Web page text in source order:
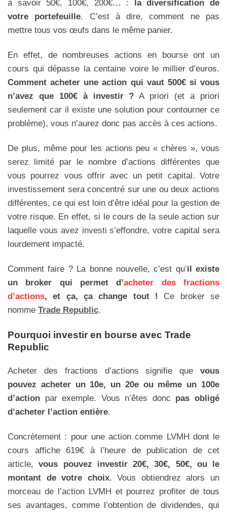
à savoir 50€, 100€, 200€… :
la diversification de
votre portefeuille. C’est à dire, comment ne pas
mettre tous vos œufs dans le même panier.
En effet, de nombreuses actions en bourse ont un
cours qui dépasse la centaine voire le millier d’euros.
Comment acheter une action qui vaut 500€ si vous
n’avez que 100€ à investir ? A priori (et a priori
seulement car il existe une solution pour contourner ce
problème), vous n’aurez donc pas accès à ces actions.
De plus, même pour les actions peu « chères », vous
serez limité par le nombre d’actions différentes que
vous pourrez vous offrir avec un petit capital. Votre
investissement sera concentré sur une ou deux actions
différentes, ce qui est loin d’être idéal pour la gestion de
votre risque. En effet, si le cours de la seule action sur
laquelle vous avez investi s’effondre, votre capital sera
lourdement impacté.
Comment faire ? La bonne nouvelle, c’est qu’il existe
un broker qui permet d’acheter des fractions
d’actions, et ça, ça change tout ! Ce broker se
nomme Trade Republic.
Pourquoi investir en bourse avec Trade
Republic
Acheter des fractions d’actions signifie que vous
pouvez acheter un 10e, un 20e ou même un 100e
d’action par exemple. Vous n’êtes donc pas obligé
d’acheter l’action entière.
Concrètement : pour une action comme LVMH dont le
cours affiche 619€ à l’heure de publication de cet
article,vous pouvez investir 20€, 30€, 50€, ou le
montant de votre choix. Vous obtiendrez alors un
morceau de l’action LVMH et pourrez profiter de tous
ses avantages, comme l’obtention de dividendes, qui